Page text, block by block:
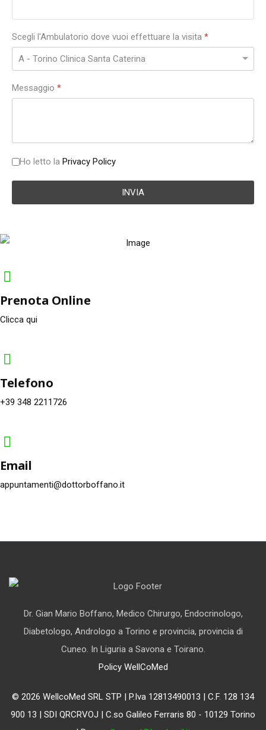
Scegli l'Ambulatorio dove vuoi effettuare la visita *
Messaggio *
Ho letto la Privacy Policy
INVIA
Prenota Online
Clicca qui
Telefono
+39 348 2211726
Email
appuntamenti@dottorboffano.it
Dr. Gian Mario Boffano, Medico Chirurgo, Endocrinologo,
Diabetologo, Andrologo a Torino e provincia, provincia di
Cuneo. In Liguria a Savona e Toirano.
Policy WellCoMed
© 2026 WellcoMed SRL STP | P.Iva 12813490013 | C.F. 128 134
900 13 | SDI QRCRVOJ | C.so Galileo Ferraris 80 - 10129 Torino